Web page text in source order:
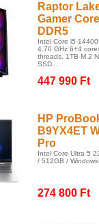
Raptor
Gamer
DDR5
Intel Core i5-
4.70 GHz 6+4
threads, 1TB M.2
SSD...
447 990 Ft
HP
B9YX4ET
Pro
Intel Core Ultra 5
/ 512GB /
274 800 Ft